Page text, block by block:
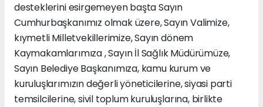
desteklerini esirgemeyen başta Sayın
Cumhurbaşkanımız olmak üzere, Sayın Valimize,
kıymetli Milletvekillerimize, Sayın dönem
Kaymakamlarımıza , Sayın İl Sağlık Müdürümüze,
Sayın Belediye Başkanımıza, kamu kurum ve
kuruluşlarımızın değerli yöneticilerine, siyasi parti
temsilcilerine, sivil toplum kuruluşlarına, birlikte